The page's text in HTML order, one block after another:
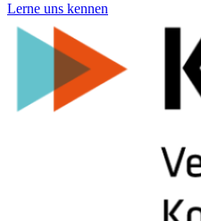
Lerne uns kennen